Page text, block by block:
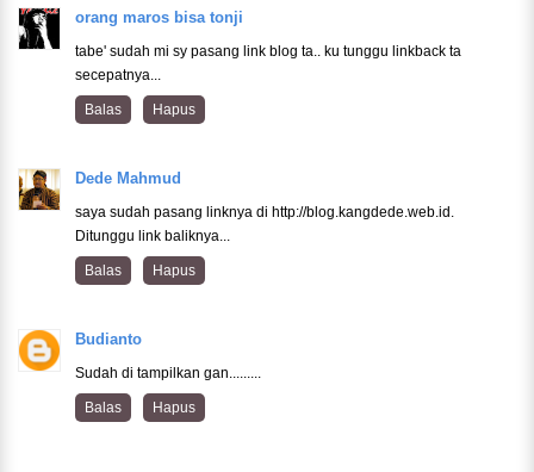
orang maros bisa tonji
tabe' sudah mi sy pasang link blog ta.. ku tunggu linkback ta
secepatnya...
Balas Hapus
Dede Mahmud
saya sudah pasang linknya di http://blog.kangdede.web.id.
Ditunggu link baliknya...
Balas Hapus
Budianto
Sudah di tampilkan gan.........
Balas Hapus